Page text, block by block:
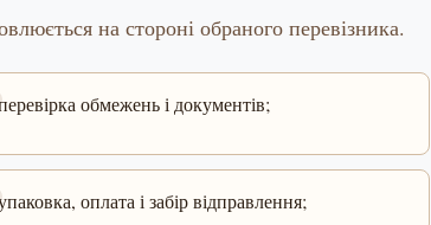
на стороні обраного перевізника.
обмежень і документів;
оплата і забір відправлення;